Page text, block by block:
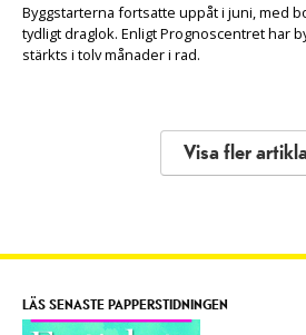
Byggstarterna fortsatte uppåt i juni, med
tydligt draglok. Enligt Prognoscentret har
stärkts i tolv månader i rad.
Visa fler
LÄS SENASTE PAPPERSTIDNINGEN